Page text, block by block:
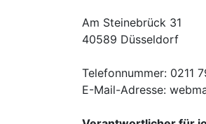
Am Steinebrück 31
40589 Düsseldorf
Telefonnummer: 0211
E-Mail-Adresse: